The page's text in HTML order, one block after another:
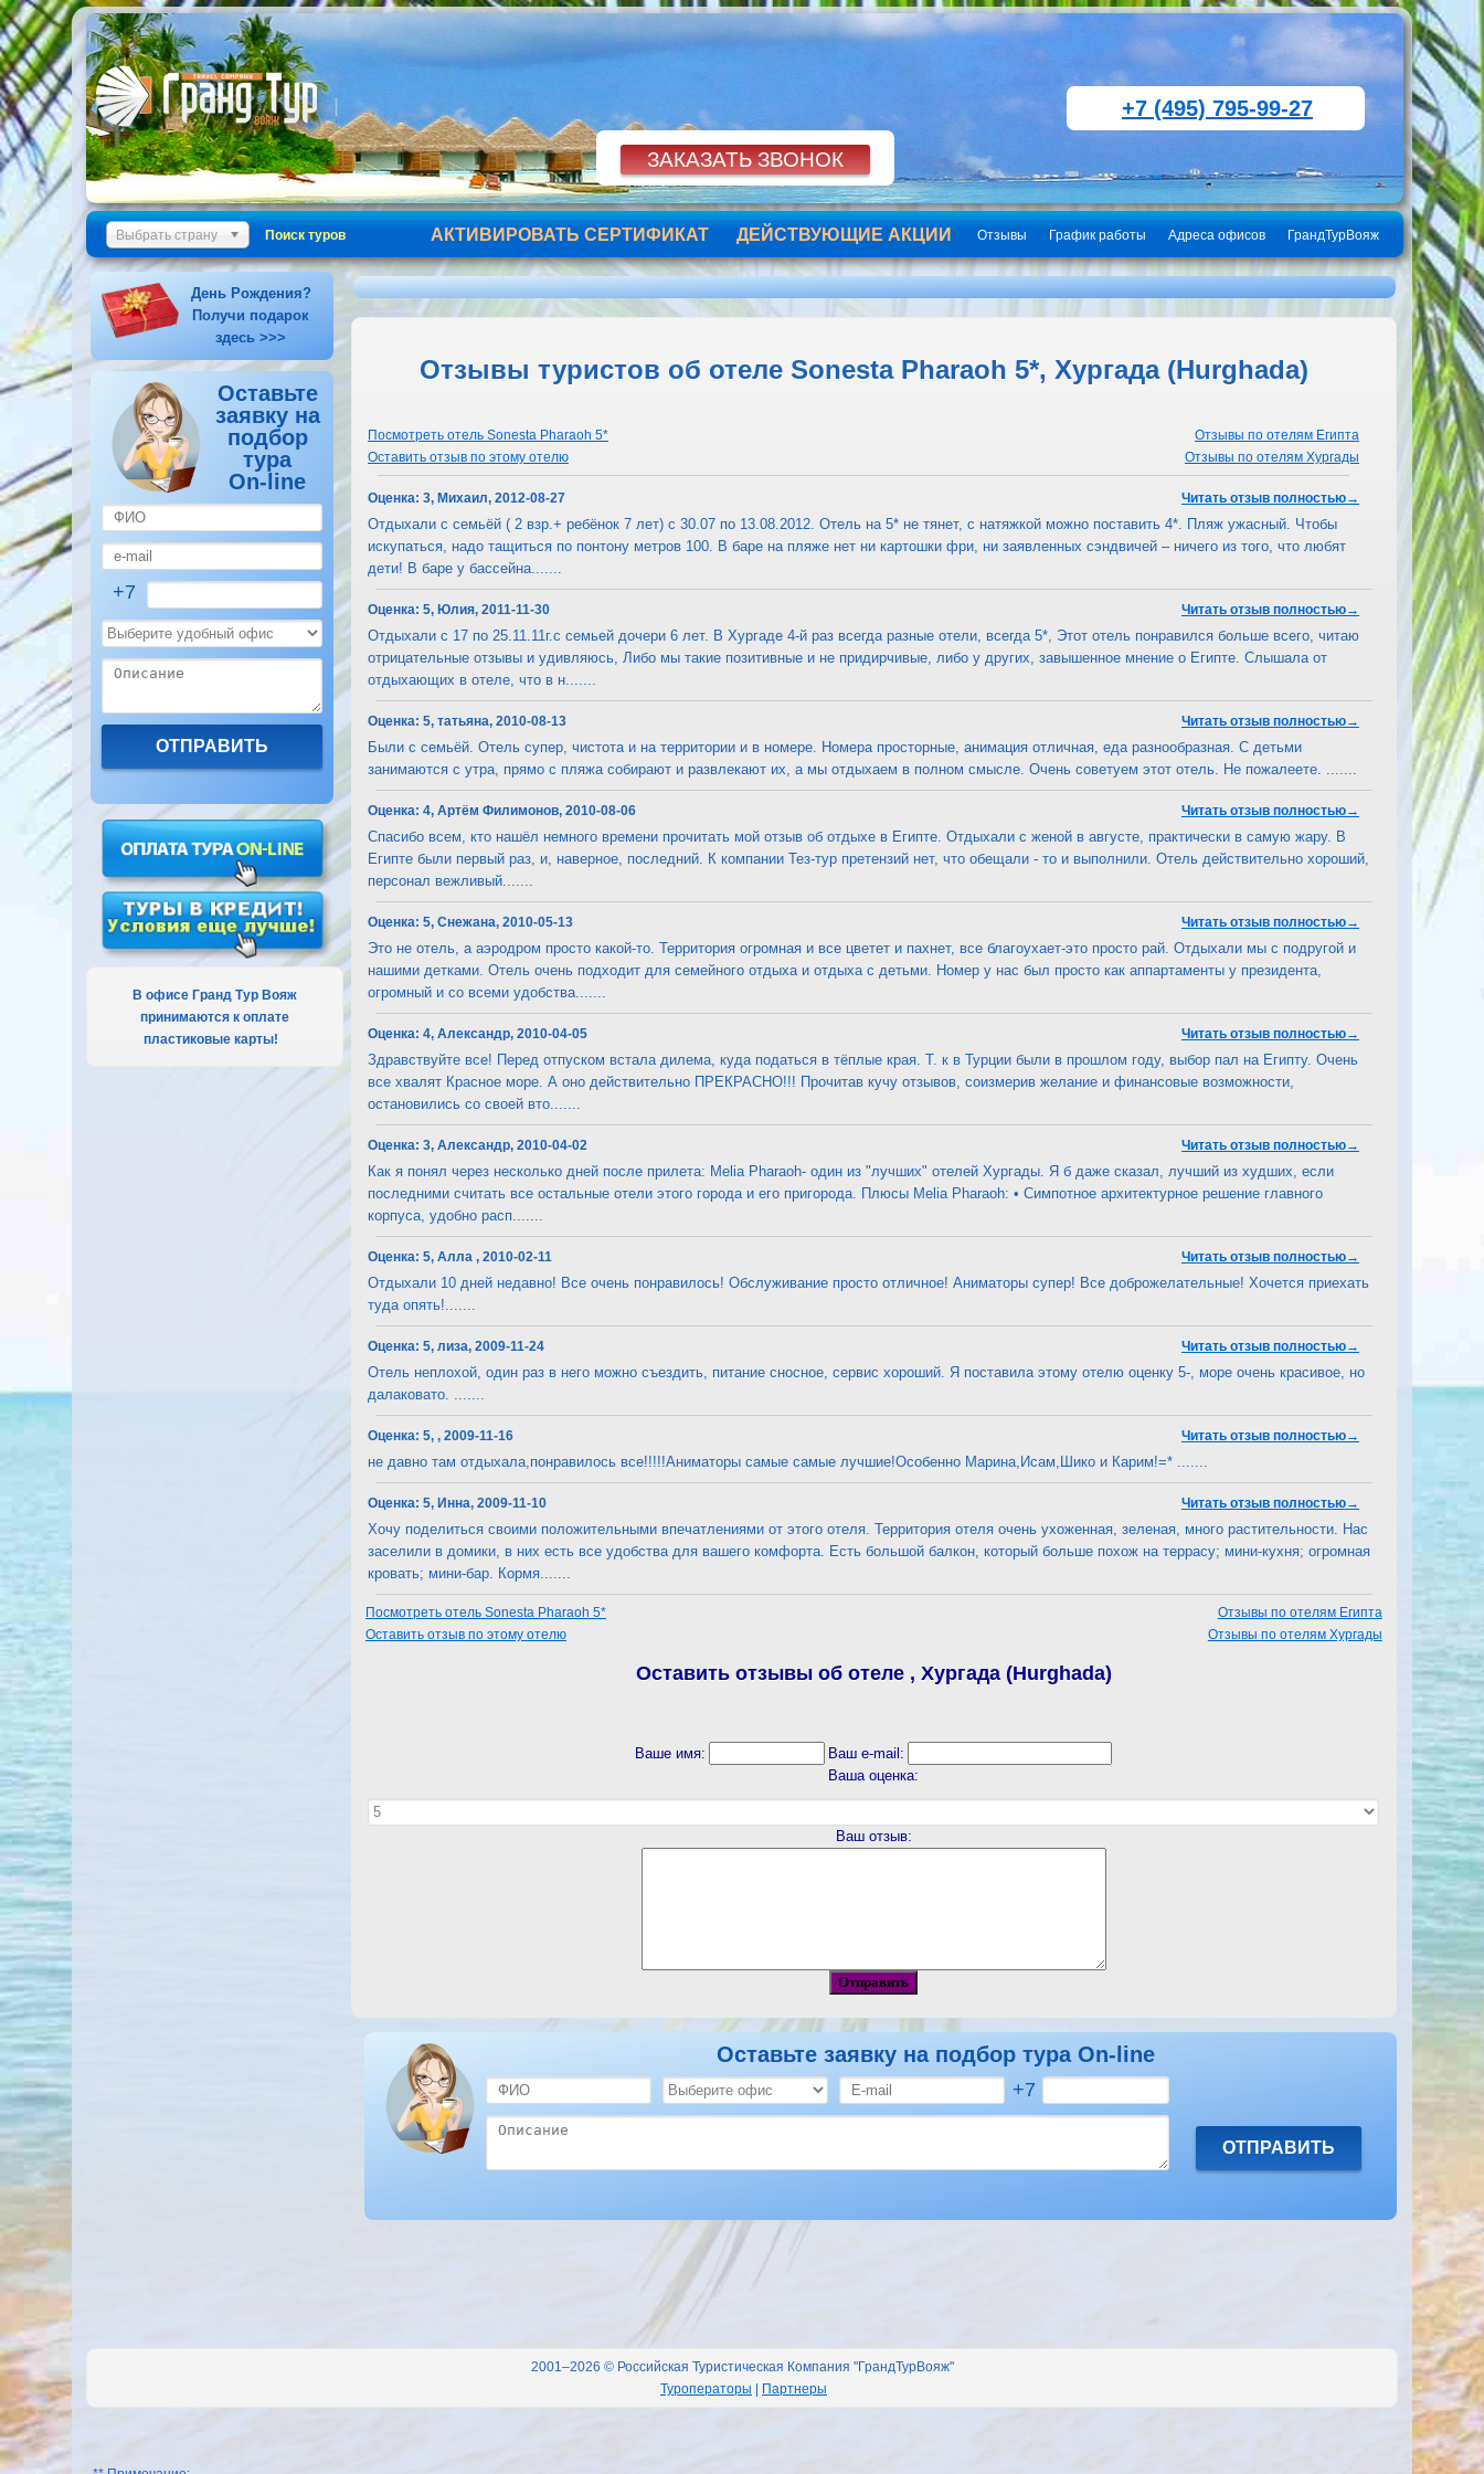
+7 (495) 795-99-27
Выбрать страну Поиск туров ГрандТурВояж
Адреса офисов
График работы
Отзывы
ДЕЙСТВУЮЩИЕ АКЦИИ
АКТИВИРОВАТЬ СЕРТИФИКАТ
День Рождения?
Получи подарок
здесь >>>
Оставьте
заявку на
подбор
тура
On-line
+7
В офисе Гранд Тур Вояж
принимаются к оплате
пластиковые карты!
Отзывы туристов об отеле Sonesta Pharaoh 5*, Хургада (Hurghada)
Посмотреть отель Sonesta Pharaoh 5*
Отзывы по отелям Египта
Оставить отзыв по этому отелю
Отзывы по отелям Хургады
Оценка: 3, Михаил, 2012-08-27 Читать отзыв полностью→
Отдыхали с семьёй ( 2 взр.+ ребёнок 7 лет) с 30.07 по 13.08.2012. Отель на 5* не тянет, с натяжкой можно поставить 4*. Пляж ужасный. Чтобы
искупаться, надо тащиться по понтону метров 100. В баре на пляже нет ни картошки фри, ни заявленных сэндвичей – ничего из того, что любят
дети! В баре у бассейна.......
Оценка: 5, Юлия, 2011-11-30 Читать отзыв полностью→
Отдыхали с 17 по 25.11.11г.с семьей дочери 6 лет. В Хургаде 4-й раз всегда разные отели, всегда 5*, Этот отель понравился больше всего, читаю
отрицательные отзывы и удивляюсь, Либо мы такие позитивные и не придирчивые, либо у других, завышенное мнение о Египте. Слышала от
отдыхающих в отеле, что в н.......
Оценка: 5, татьяна, 2010-08-13 Читать отзыв полностью→
Были с семьёй. Отель супер, чистота и на территории и в номере. Номера просторные, анимация отличная, еда разнообразная. С детьми
занимаются с утра, прямо с пляжа собирают и развлекают их, а мы отдыхаем в полном смысле. Очень советуем этот отель. Не пожалеете. .......
Оценка: 4, Артём Филимонов, 2010-08-06 Читать отзыв полностью→
Спасибо всем, кто нашёл немного времени прочитать мой отзыв об отдыхе в Египте. Отдыхали с женой в августе, практически в самую жару. В
Египте были первый раз, и, наверное, последний. К компании Тез-тур претензий нет, что обещали - то и выполнили. Отель действительно хороший,
персонал вежливый.......
Оценка: 5, Снежана, 2010-05-13 Читать отзыв полностью→
Это не отель, а аэродром просто какой-то. Территория огромная и все цветет и пахнет, все благоухает-это просто рай. Отдыхали мы с подругой и
нашими детками. Отель очень подходит для семейного отдыха и отдыха с детьми. Номер у нас был просто как аппартаменты у президента,
огромный и со всеми удобства.......
Оценка: 4, Александр, 2010-04-05 Читать отзыв полностью→
Здравствуйте все! Перед отпуском встала дилема, куда податься в тёплые края. Т. к в Турции были в прошлом году, выбор пал на Египту. Очень
все хвалят Красное море. А оно действительно ПРЕКРАСНО!!! Прочитав кучу отзывов, соизмерив желание и финансовые возможности,
остановились со своей вто.......
Оценка: 3, Александр, 2010-04-02 Читать отзыв полностью→
Как я понял через несколько дней после прилета: Melia Pharaoh- один из "лучших" отелей Хургады. Я б даже сказал, лучший из худших, если
последними считать все остальные отели этого города и его пригорода. Плюсы Melia Pharaoh: • Симпотное архитектурное решение главного
корпуса, удобно расп.......
Оценка: 5, Алла , 2010-02-11 Читать отзыв полностью→
Отдыхали 10 дней недавно! Все очень понравилось! Обслуживание просто отличное! Аниматоры супер! Все доброжелательные! Хочется приехать
туда опять!.......
Оценка: 5, лиза, 2009-11-24 Читать отзыв полностью→
Отель неплохой, один раз в него можно съездить, питание сносное, сервис хороший. Я поставила этому отелю оценку 5-, море очень красивое, но
далаковато. .......
Оценка: 5, , 2009-11-16 Читать отзыв полностью→
не давно там отдыхала,понравилось все!!!!!Аниматоры самые самые лучшие!Особенно Марина,Исам,Шико и Карим!=* .......
Оценка: 5, Инна, 2009-11-10 Читать отзыв полностью→
Хочу поделиться своими положительными впечатлениями от этого отеля. Территория отеля очень ухоженная, зеленая, много растительности. Нас
заселили в домики, в них есть все удобства для вашего комфорта. Есть большой балкон, который больше похож на террасу; мини-кухня; огромная
кровать; мини-бар. Кормя.......
Посмотреть отель Sonesta Pharaoh 5*
Отзывы по отелям Египта
Отзывы по отелям Хургады
Оставить отзыв по этому отелю
Оставить отзывы об отеле , Хургада (Hurghada)
Ваше имя:
Ваш e-mail:
Ваша оценка:
Ваш отзыв:
Оставьте заявку на подбор тура On-line
+7
2001–2026 © Российская Туристическая Компания "ГрандТурВояж"
Туроператоры
Партнеры